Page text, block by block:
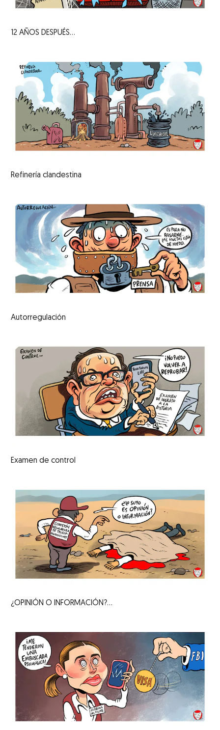
12 AÑOS DESPUÉS...
Refinería clandestina
Autorregulación
Examen de control
¿OPINIÓN O INFORMACIÓN?...